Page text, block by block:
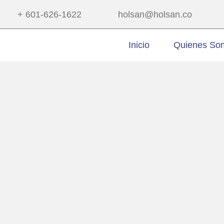
+ 601-626-1622 holsan@holsan.co
Inicio Quienes